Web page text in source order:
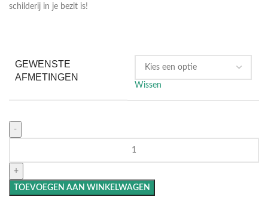
schilderij in je bezit is!
GEWENSTE
AFMETINGEN
Wissen
TOEVOEGEN AAN WINKELWAGEN